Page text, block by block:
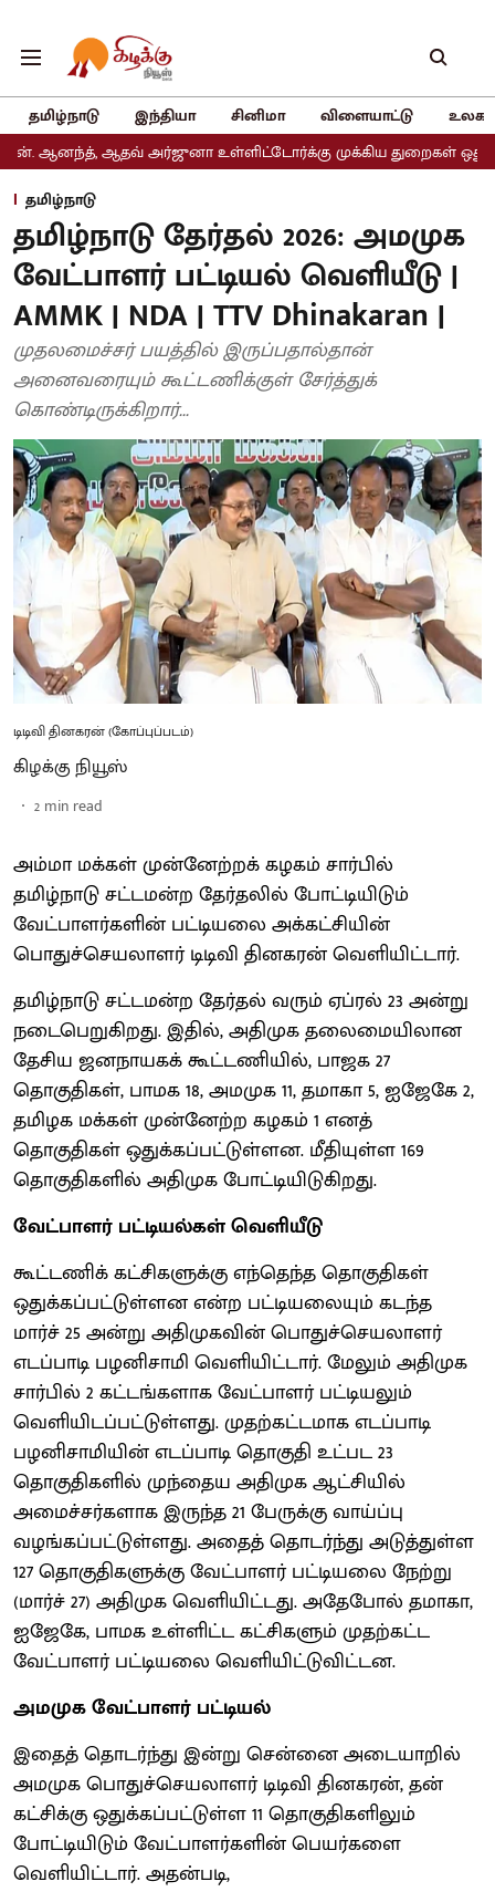
தமிழ்நாடு இந்தியா சினிமா விளையாட்டு
அர்ஜுனா உள்ளிட்டோர்க்கு முக்கிய துறைகள் ஒதுக்கீடு
தமிழ்நாடு
தமிழ்நாடு தேர்தல் 2026: அமமுக
வேட்பாளர் பட்டியல் வெளியீடு |
AMMK | NDA | TTV Dhinakaran |
முதலமைச்சர் பயத்தில் இருப்பதால்தான்
அனைவரையும் கூட்டணிக்குள் சேர்த்துக்
கொண்டிருக்கிறார்...
டிடிவி தினகரன் (கோப்புப்படம்)
கிழக்கு நியூஸ்
2 min read
அம்மா மக்கள் முன்னேற்றக் கழகம் சார்பில்
தமிழ்நாடு சட்டமன்ற தேர்தலில் போட்டியிடும்
வேட்பாளர்களின் பட்டியலை அக்கட்சியின்
பொதுச்செயலாளர் டிடிவி தினகரன் வெளியிட்டார்.
தமிழ்நாடு சட்டமன்ற தேர்தல் வரும் ஏப்ரல் 23 அன்று
நடைபெறுகிறது. இதில், அதிமுக தலைமையிலான
தேசிய ஜனநாயகக் கூட்டணியில், பாஜக 27
தொகுதிகள், பாமக 18, அமமுக 11, தமாகா 5, ஐஜேகே 2,
தமிழக மக்கள் முன்னேற்ற கழகம் 1 எனத்
தொகுதிகள் ஒதுக்கப்பட்டுள்ளன. மீதியுள்ள 169
தொகுதிகளில் அதிமுக போட்டியிடுகிறது.
வேட்பாளர் பட்டியல்கள் வெளியீடு
கூட்டணிக் கட்சிகளுக்கு எந்தெந்த தொகுதிகள்
ஒதுக்கப்பட்டுள்ளன என்ற பட்டியலையும் கடந்த
மார்ச் 25 அன்று அதிமுகவின் பொதுச்செயலாளர்
எடப்பாடி பழனிசாமி வெளியிட்டார். மேலும் அதிமுக
சார்பில் 2 கட்டங்களாக வேட்பாளர் பட்டியலும்
வெளியிடப்பட்டுள்ளது. முதற்கட்டமாக எடப்பாடி
பழனிசாமியின் எடப்பாடி தொகுதி உட்பட 23
தொகுதிகளில் முந்தைய அதிமுக ஆட்சியில்
அமைச்சர்களாக இருந்த 21 பேருக்கு வாய்ப்பு
வழங்கப்பட்டுள்ளது. அதைத் தொடர்ந்து அடுத்துள்ள
127 தொகுதிகளுக்கு வேட்பாளர் பட்டியலை நேற்று
(மார்ச் 27) அதிமுக வெளியிட்டது. அதேபோல் தமாகா,
ஐஜேகே, பாமக உள்ளிட்ட கட்சிகளும் முதற்கட்ட
வேட்பாளர் பட்டியலை வெளியிட்டுவிட்டன.
அமமுக வேட்பாளர் பட்டியல்
இதைத் தொடர்ந்து இன்று சென்னை அடையாறில்
அமமுக பொதுச்செயலாளர் டிடிவி தினகரன், தன்
கட்சிக்கு ஒதுக்கப்பட்டுள்ள 11 தொகுதிகளிலும்
போட்டியிடும் வேட்பாளர்களின் பெயர்களை
வெளியிட்டார். அதன்படி,